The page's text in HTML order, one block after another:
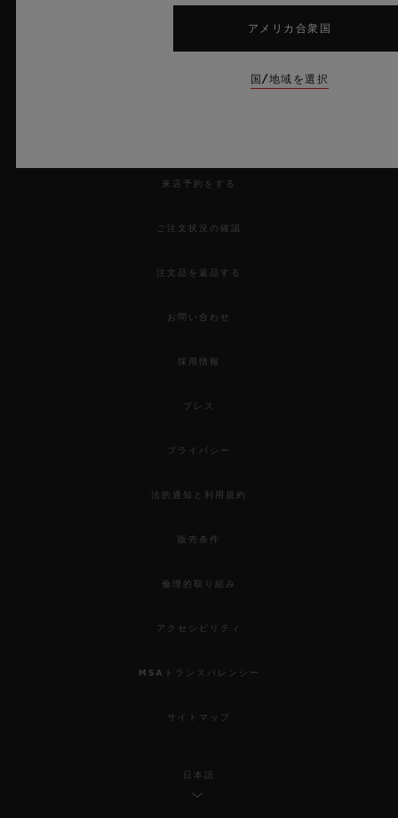
来店予約をする
ご注文状況の確認
注文品を返品する
お問い合わせ
採用情報
プレス
プライバシー
法的通知と利用規約
販売条件
倫理的取り組み
アクセシビリティ
MSAトランスパレンシー
サイトマップ
日本語
アメリカ合衆国
国/地域を選択